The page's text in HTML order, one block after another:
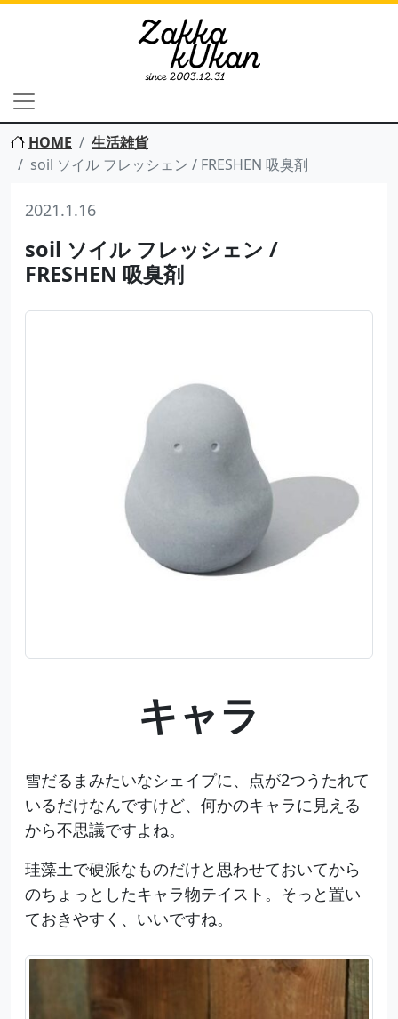
HOME
生活雑貨
soil ソイル フレッシェン / FRESHEN 吸臭剤
2021.1.16
soil ソイル フレッシェン /
FRESHEN 吸臭剤
キャラ
雪だるまみたいなシェイプに、点が2つうたれて
いるだけなんですけど、何かのキャラに見える
から不思議ですよね。
珪藻土で硬派なものだけと思わせておいてから
のちょっとしたキャラ物テイスト。そっと置い
ておきやすく、いいですね。